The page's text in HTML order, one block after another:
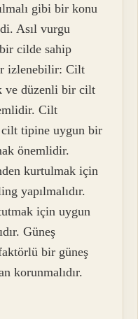
gibi bir konu
Asıl vurgu
cilde sahip
izlenebilir: Cilt
ve düzenli bir cilt
Cilt
tipine uygun bir
önemlidir.
kurtulmak için
yapılmalıdır.
için uygun
Güneş
bir güneş
korunmalıdır.